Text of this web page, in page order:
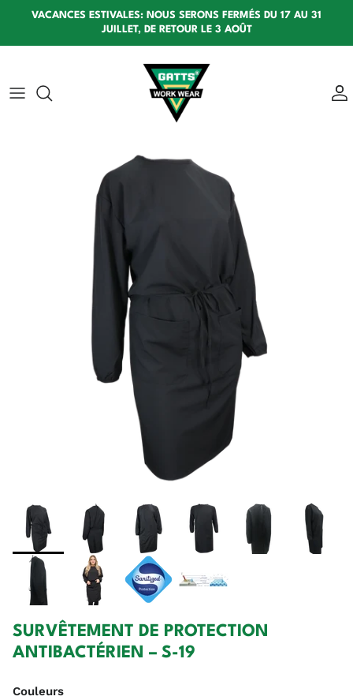
Aller au contenu
VACANCES ESTIVALES: NOUS SERONS FERMÉS DU 17 AU 31
JUILLET, DE RETOUR LE 3 AOÛT
SURVÊTEMENT DE PROTECTION
ANTIBACTÉRIEN – S-19
Couleurs